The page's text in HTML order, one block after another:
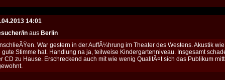
14:01
in aus Berlin
War gestern in der AuffÃ¼hrung im Theater des Westens. Akustik
Stimme hat. Handlung na ja, teilweise Kindergartenniveau. Insgesamt
CD zu Hause. Erschreckend auch mit wie wenig QualitÃ¤t sich das Publikum